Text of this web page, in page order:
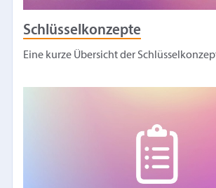
Schlüsselkonzepte
Eine kurze Übersicht der